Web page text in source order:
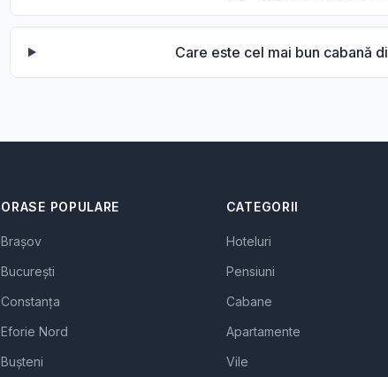
Care este cel mai bun cabană
ORASE POPULARE
Brașov
București
Constanța
Eforie Nord
Bușteni
CATEGORII
Hoteluri
Pensiuni
Cabane
Apartamente
Vile